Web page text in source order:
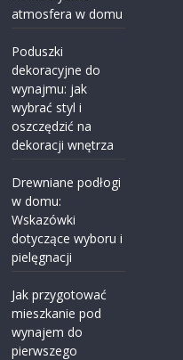
atmosfera w domu
Poduszki
dekoracyjne do
wynajmu: jak
wybrać styl i
oszczędzić na
dekoracji wnętrza
Drewniane podłogi
w domu:
Wskazówki
dotyczące wyboru i
pielęgnacji
Jak przygotować
mieszkanie pod
wynajem do
pierwszego